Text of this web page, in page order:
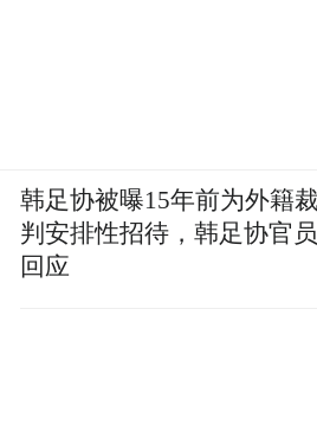
韩足协被曝15年前为外籍裁
判安排性招待，韩足协官员
回应